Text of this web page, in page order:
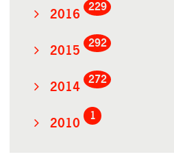
2016
229
2015
292
2014
272
2010
1